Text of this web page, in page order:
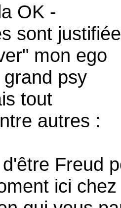
OK -
sont
mon ego
psy
tout
autres :
Freud
ici